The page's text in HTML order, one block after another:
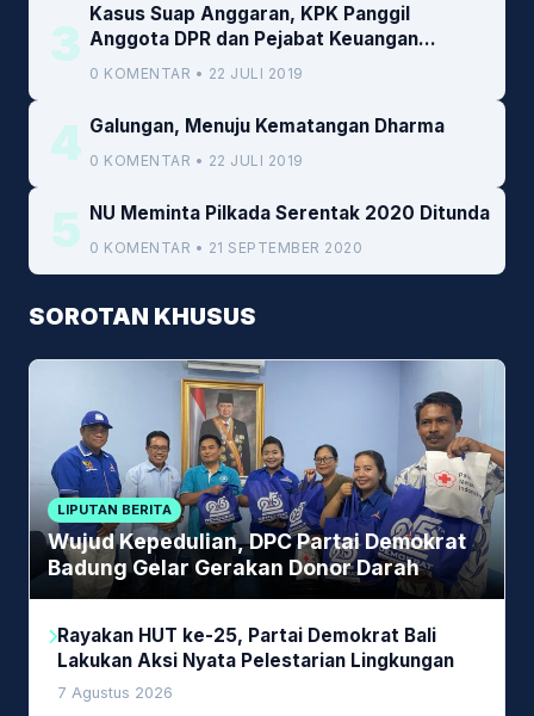
3
Kasus Suap Anggaran, KPK Panggil
Anggota DPR dan Pejabat Keuangan
Kemenkeu
0 KOMENTAR • 22 JULI 2019
4 Galungan, Menuju Kematangan Dharma
0 KOMENTAR • 22 JULI 2019
5 NU Meminta Pilkada Serentak 2020 Ditunda
0 KOMENTAR • 21 SEPTEMBER 2020
SOROTAN KHUSUS
LIPUTAN BERITA
Wujud Kepedulian, DPC Partai Demokrat
Badung Gelar Gerakan Donor Darah
Rayakan HUT ke-25, Partai Demokrat Bali
Lakukan Aksi Nyata Pelestarian Lingkungan
7 Agustus 2026